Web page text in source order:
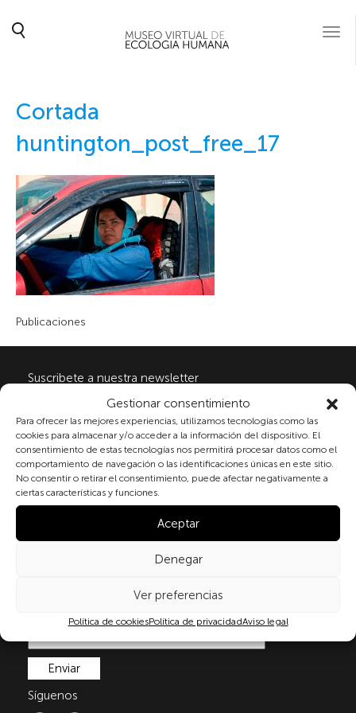
Gestionar consentimiento
Para ofrecer las mejores experiencias, utilizamos tecnologías como las
cookies para almacenar y/o acceder a la información del dispositivo. El
consentimiento de estas tecnologías nos permitirá procesar datos como el
comportamiento de navegación o las identificaciones únicas en este sitio.
No consentir o retirar el consentimiento, puede afectar negativamente a
ciertas características y funciones.
Aceptar
Denegar
Ver preferencias
Política de cookiesPolítica de privacidadAviso legal
Cortada
huntington_post_free_17
Publicaciones
Suscribete a nuestra newsletter
Al marcar la casilla y enviar este formulario, usted
consiente expresamente el tratamiento de sus datos
personales conforme a la normativa vigente en
materia de protección de datos personales, en
particular, de acuerdo con lo dispuesto en el
Reglamento (UE) 2016/679 del Parlamento Europeo y
del Consejo de 27 de abril de 2016 (RGPD) y la Ley
Orgánica 3/2018, de 5 de diciembre, de Protección de
digitale(LOPDGDD). Para más información puede
Síguenos